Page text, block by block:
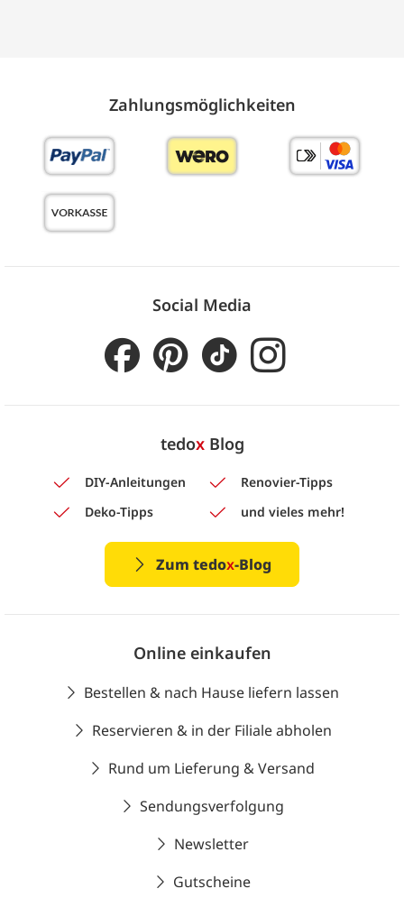
Zahlungs­möglich­keiten
Social Media
tedoxBlog
DIY-Anleitungen
Renovier-Tipps
Deko-Tipps
und vieles mehr!
Zum tedox-Blog
Online einkaufen
Bestellen & nach Hause liefern lassen
Reservieren & in der Filiale abholen
Rund um Lieferung & Versand
Sendungsverfolgung
Newsletter
Gutscheine